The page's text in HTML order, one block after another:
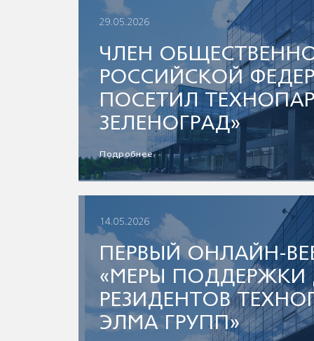
29.05.2026
ЧЛЕН
РОССИЙСКОЙ
ПОСЕТИЛ
ЗЕЛЕНОГРАД»
Подробнее
14.05.2026
ПЕРВЫЙ ОНЛАЙН-
«МЕРЫ ПОДДЕРЖКИ
РЕЗИДЕНТОВ
ЭЛМА ГРУПП»